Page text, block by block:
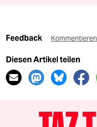
Feedback Kommentieren
Diesen Artikel teilen